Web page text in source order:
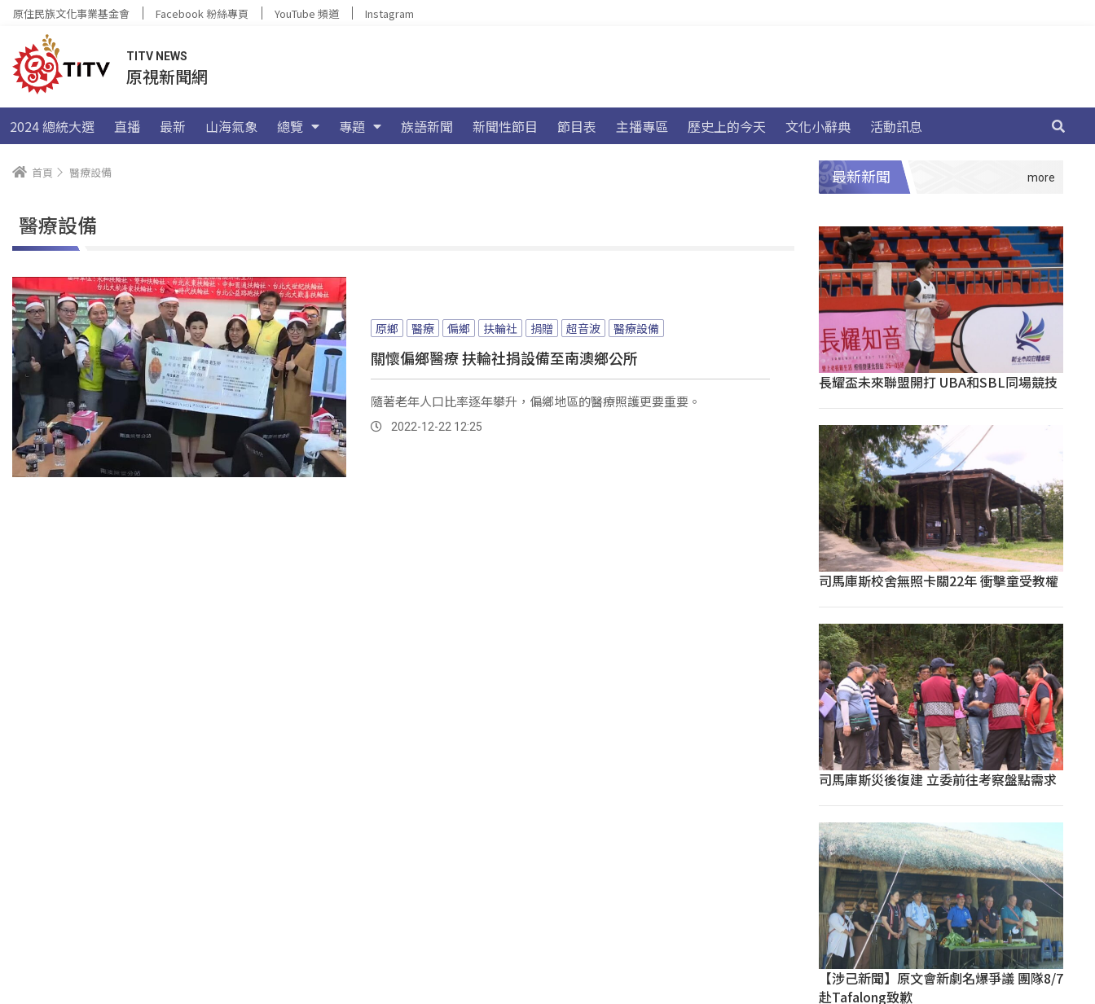
原住民族文化事業基金會 Facebook 粉絲專頁 YouTube 頻道 Instagram
TITV NEWS
原視新聞網
2024 總統大選 直播 最新 山海氣象 總覽 專題 族語新聞 新聞性節目 節目表 主播專區 歷史上的今天 文化小辭典 活動訊息
首頁 醫療設備
醫療設備
原鄉 醫療 偏鄉 扶輪社 捐贈 超音波 醫療設備
關懷偏鄉醫療 扶輪社捐設備至南澳鄉公所
隨著老年人口比率逐年攀升，偏鄉地區的醫療照護更要重要。
2022-12-22 12:25
最新新聞
長耀盃未來聯盟開打 UBA和SBL同場競技
司馬庫斯校舍無照卡關22年 衝擊童受教權
司馬庫斯災後復建 立委前往考察盤點需求
【涉己新聞】原文會新劇名爆爭議 團隊8/7
赴Tafalong致歉